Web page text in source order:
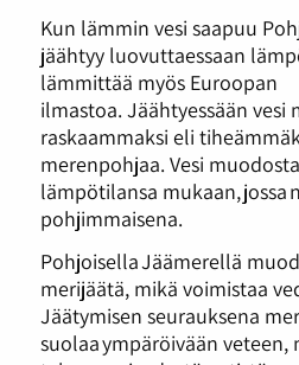
Kun lämmin vesi saapuu
jäähtyy luovuttaessaan
lämmittää myös Euroopan
ilmastoa. Jäähtyessään vesi
raskaammaksi eli
merenpohjaa. Vesi
lämpötilansa mukaan, jossa
pohjimmaisena.
Pohjoisella Jäämerellä
merijäätä, mikä voimistaa
Jäätymisen seurauksena
suolaa ympäröivään veteen,